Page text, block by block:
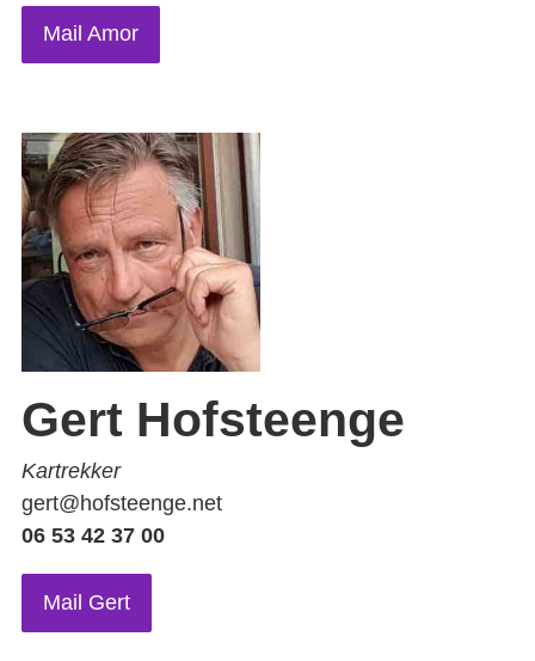
Mail Amor
Gert Hofsteenge
Kartrekker
gert@hofsteenge.net
06 53 42 37 00
Mail Gert